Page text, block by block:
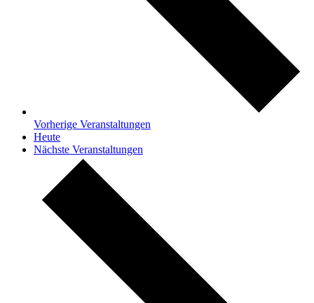
Vorherige Veranstaltungen
Heute
Nächste Veranstaltungen